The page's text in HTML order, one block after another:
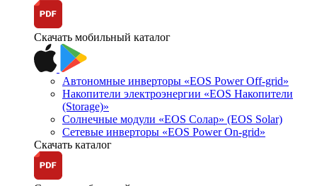
Скачать мобильный каталог
Автономные инверторы «EOS Power Off-grid»
Накопители электроэнергии «EOS Накопители
(Storage)»
Солнечные модули «EOS Солар» (EOS Solar)
Сетевые инверторы «EOS Power On-grid»
Скачать каталог